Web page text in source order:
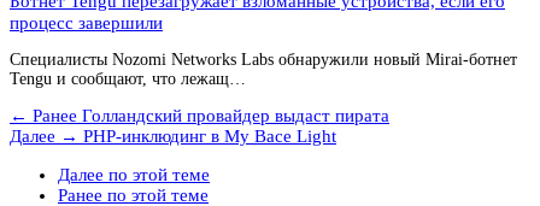
процесс завершили
Специалисты Nozomi Networks Labs обнаружили новый Mirai-ботнет
Tengu и сообщают, что лежащ…
← Ранее Голландский провайдер выдаст пирата
Далее → PHP-инклюдинг в My Bace Light
Далее по этой теме
Ранее по этой теме